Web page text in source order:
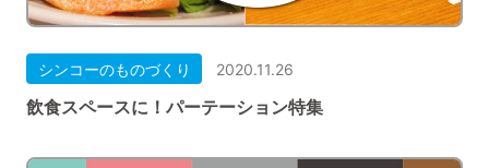
シンコーのものづくり 2020.11.26
飲食スペースに！パーテーション特集